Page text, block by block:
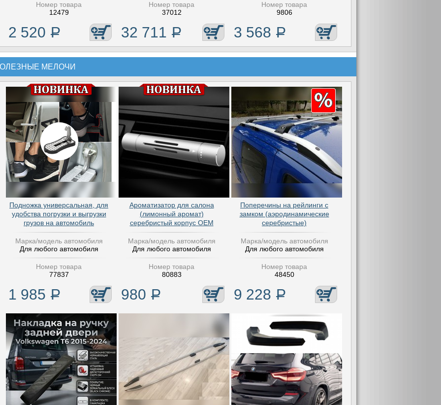
Номер товара
12479
2 520 Р
Номер товара
37012
32 711 Р
Номер товара
9806
3 568 Р
МЕЛОЧИ
Подножка универсальная, для
удобства погрузки и выгрузки
грузов на автомобиль
Марка/модель автомобиля
Для любого автомобиля
Номер товара
77837
1 985 Р
Ароматизатор для салона
(лимонный аромат)
серебристый корпус OEM
Марка/модель автомобиля
Для любого автомобиля
Номер товара
80883
980 Р
Поперечины на рейлинги с
замком (аэродинамические
серебристые)
Марка/модель автомобиля
Для любого автомобиля
Номер товара
48450
9 228 Р